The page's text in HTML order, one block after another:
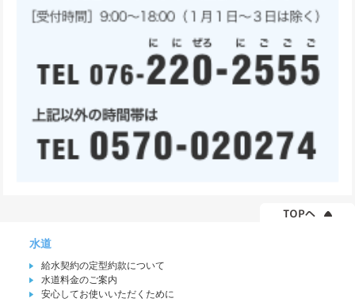
水道
給水契約の定型約款について
水道料金のご案内
安心してお使いいただくために